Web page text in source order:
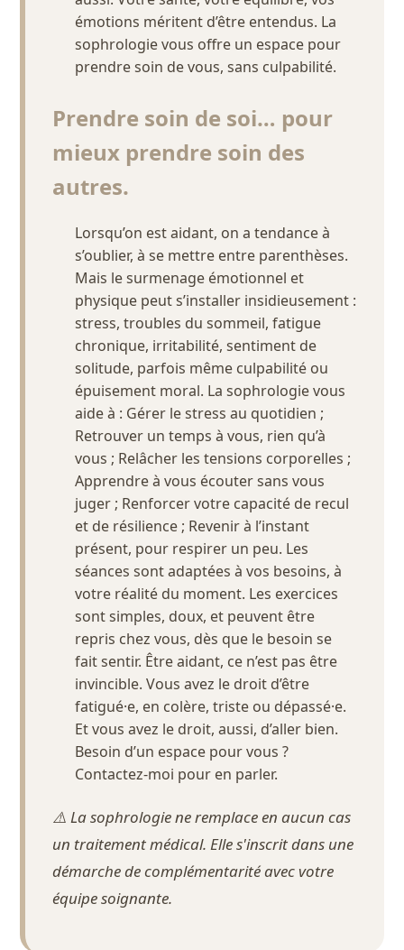
émotions méritent d’être entendus. La
sophrologie vous offre un espace pour
prendre soin de vous, sans culpabilité.
Prendre soin de soi… pour
mieux prendre soin des
autres.
Lorsqu’on est aidant, on a tendance à
s’oublier, à se mettre entre parenthèses.
Mais le surmenage émotionnel et
physique peut s’installer insidieusement :
stress, troubles du sommeil, fatigue
chronique, irritabilité, sentiment de
solitude, parfois même culpabilité ou
épuisement moral. La sophrologie vous
aide à : Gérer le stress au quotidien ;
Retrouver un temps à vous, rien qu’à
vous ; Relâcher les tensions corporelles ;
Apprendre à vous écouter sans vous
juger ; Renforcer votre capacité de recul
et de résilience ; Revenir à l’instant
présent, pour respirer un peu. Les
séances sont adaptées à vos besoins, à
votre réalité du moment. Les exercices
sont simples, doux, et peuvent être
repris chez vous, dès que le besoin se
fait sentir. Être aidant, ce n’est pas être
invincible. Vous avez le droit d’être
fatigué·e, en colère, triste ou dépassé·e.
Et vous avez le droit, aussi, d’aller bien.
Besoin d’un espace pour vous ?
Contactez-moi pour en parler.
⚠️ La sophrologie ne remplace en aucun cas
un traitement médical. Elle s'inscrit dans une
démarche de complémentarité avec votre
équipe soignante.